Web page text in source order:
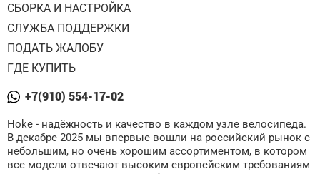
СБОРКА И НАСТРОЙКА
СЛУЖБА ПОДДЕРЖКИ
ПОДАТЬ ЖАЛОБУ
ГДЕ КУПИТЬ
+7(910) 554-17-02
Hoke - надёжность и качество в каждом узле велосипеда.
В декабре 2025 мы впервые вошли на российский рынок с
небольшим, но очень хорошим ассортиментом, в котором
все модели отвечают высоким европейским требованиям